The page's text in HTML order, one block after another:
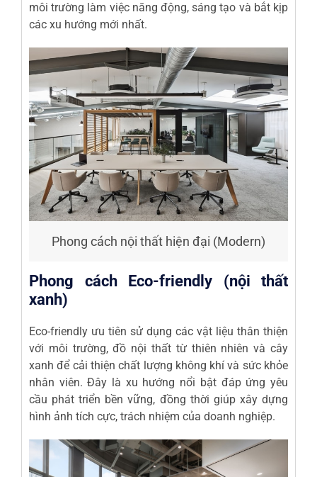
môi trường làm việc năng động, sáng tạo và bắt kịp
các xu hướng mới nhất.
Phong cách nội thất hiện đại (Modern)
Phong cách Eco-friendly (nội thất
xanh)
Eco-friendly ưu tiên sử dụng các vật liệu thân thiện
với môi trường, đồ nội thất từ thiên nhiên và cây
xanh để cải thiện chất lượng không khí và sức khỏe
nhân viên. Đây là xu hướng nổi bật đáp ứng yêu
cầu phát triển bền vững, đồng thời giúp xây dựng
hình ảnh tích cực, trách nhiệm của doanh nghiệp.